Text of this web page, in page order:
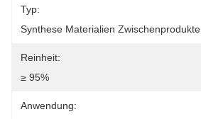
Typ:
Synthese Materialien Zwischenprodukte
Reinheit:
≥ 95%
Anwendung: